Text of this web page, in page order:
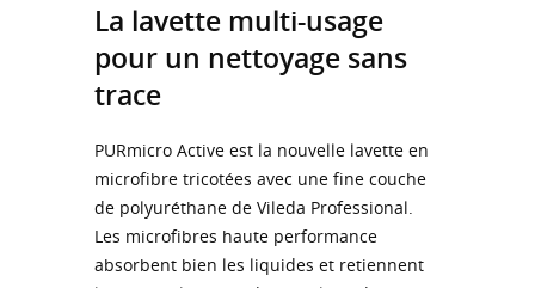
La lavette multi-usage
pour un nettoyage sans
trace
PURmicro Active est la nouvelle lavette en
microfibre tricotées avec une fine couche
de polyuréthane de Vileda Professional.
Les microfibres haute performance
absorbent bien les liquides et retiennent